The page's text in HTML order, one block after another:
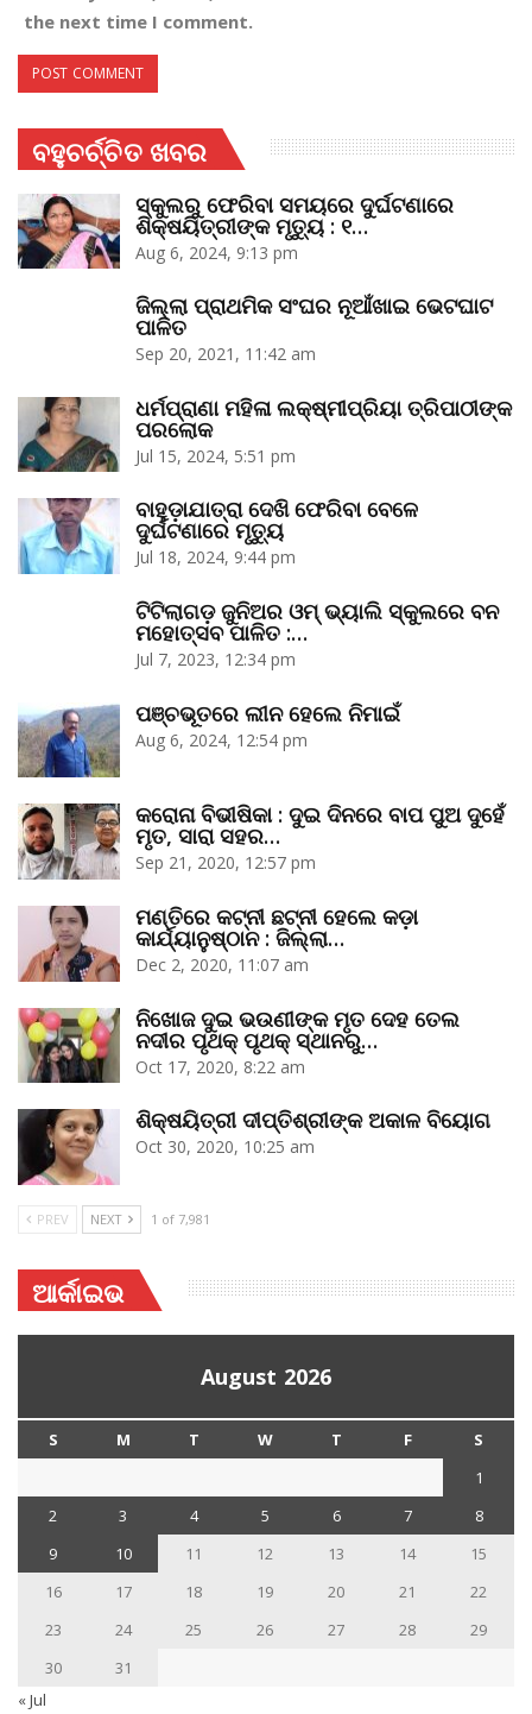
the next time I comment.
ବହୁଚର୍ଚ୍ଚିତ ଖବର
ସ୍କୁଲରୁ ଫେରିବା ସମୟରେ ଦୁର୍ଘଟଣାରେ
ଶିକ୍ଷୟିତ୍ରୀଙ୍କ ମୃତ୍ୟୁ : ୧…
Aug 6, 2024, 9:13 pm
ଜିଲ୍ଲା ପ୍ରାଥମିକ ସଂଘର ନୂଆଁଖାଇ ଭେଟଘାଟ
ପାଳିତ
Sep 20, 2021, 11:42 am
ଧର୍ମପ୍ରାଣା ମହିଳା ଲକ୍ଷ୍ମୀପ୍ରିୟା ତ୍ରିପାଠୀଙ୍କ
ପରଲୋକ
Jul 15, 2024, 5:51 pm
ବାହୁଡ଼ାଯାତ୍ରା ଦେଖି ଫେରିବା ବେଳେ
ଦୁର୍ଘଟଣାରେ ମୃତ୍ୟୁ
Jul 18, 2024, 9:44 pm
ଟିଟିଲାଗଡ଼ ଜୁନିଅର ଓମ୍‌ ଭ୍ୟାଲି ସ୍କୁଲରେ ବନ
ମହୋତ୍ସବ ପାଳିତ :…
Jul 7, 2023, 12:34 pm
ପଞ୍ଚଭୂତରେ ଲୀନ ହେଲେ ନିମାଇଁ
Aug 6, 2024, 12:54 pm
କରୋନା ବିଭୀଷିକା : ଦୁଇ ଦିନରେ ବାପ ପୁଅ ଦୁହେଁ
ମୃତ, ସାରା ସହର…
Sep 21, 2020, 12:57 pm
ମଣ୍ତିରେ କଟ୍‌ନୀ ଛଟ୍‌ନୀ ହେଲେ କଡ଼ା
କାର୍ଯ୍ୟାନୁଷ୍ଠାନ : ଜିଲ୍ଲା…
Dec 2, 2020, 11:07 am
ନିଖୋଜ ଦୁଇ ଭଉଣୀଙ୍କ ମୃତ ଦେହ ତେଲ
ନଦୀର ପୃଥକ୍‌ ପୃଥକ୍‌ ସ୍ଥାନରୁ…
Oct 17, 2020, 8:22 am
ଶିକ୍ଷୟିତ୍ରୀ ଦୀପ୍ତିଶ୍ରୀଙ୍କ ଅକାଳ ବିୟୋଗ
Oct 30, 2020, 10:25 am
PREV NEXT 1 of 7,981
ଆର୍କାଇଭ
August 2026
S M T W T F
S
1
2
3 4 5 6 7
8
9
10 11 12 13 14
15
16
17 18 19 20 21
22
23
24 25 26 27 28
29
30
31
« Jul